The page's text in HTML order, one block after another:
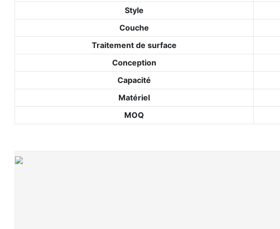
Style
Couche
Traitement de surface
Conception
Capacité
Matériel
MOQ